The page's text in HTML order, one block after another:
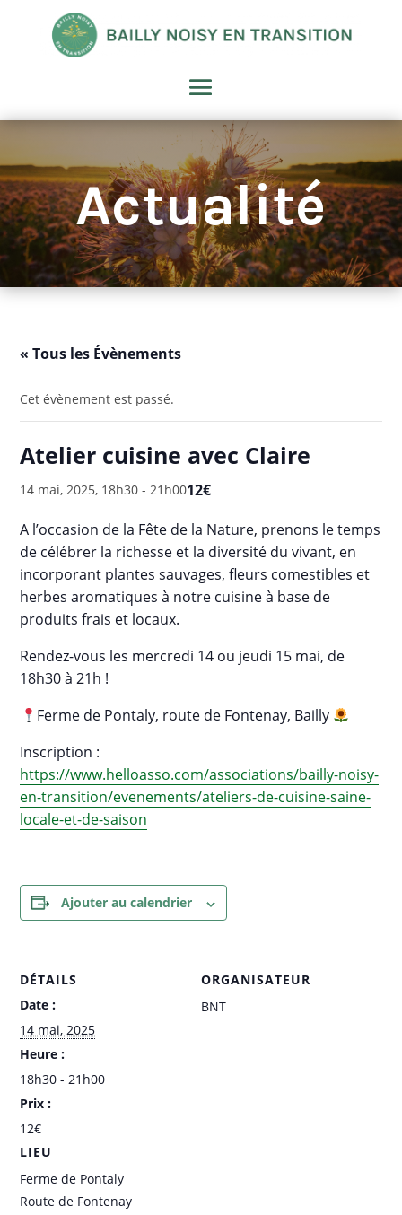
Actualité
« Tous les Évènements
Cet évènement est passé.
Atelier cuisine avec Claire
14 mai, 2025, 18h30 -21h0012€
A l’occasion de la Fête de la Nature, prenons le temps
de célébrer la richesse et la diversité du vivant, en
incorporant plantes sauvages, fleurs comestibles et
herbes aromatiques à notre cuisine à base de
produits frais et locaux.
Rendez-vous les mercredi 14 ou jeudi 15 mai, de
18h30 à 21h !
Ferme de Pontaly, route de Fontenay, Bailly
Inscription :
https://www.helloasso.com/associations/bailly-noisy-
en-transition/evenements/ateliers-de-cuisine-saine-
locale-et-de-saison
Ajouter au calendrier
DÉTAILS
Date :
14 mai, 2025
Heure :
18h30 - 21h00
Prix :
12€
LIEU
Ferme de Pontaly
Route de Fontenay
ORGANISATEUR
BNT